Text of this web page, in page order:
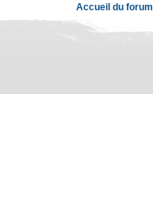
Accueil du forum